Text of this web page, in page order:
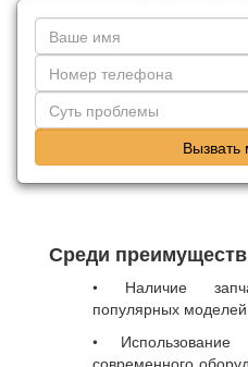
Вызвать
Среди
• Наличие
популярных
• Использование
современного